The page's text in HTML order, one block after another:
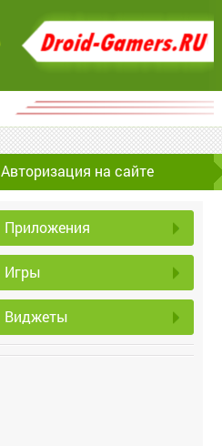
Авторизация на сайте
Приложения
Игры
Виджеты